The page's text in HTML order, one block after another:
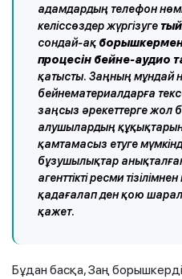
адамдардың телефон
келіссөздер жүргізуге
сондай-ақ борышкермен
процесін бейне-аудио
қатысты. Заңның мұндай
бейнематериалдарға
заңсыз әрекеттерге жол
алушылардың
қамтамасыз етуге
бұзушылықтар
агенттікті ресми
қадағалап ден қою
қажет.
Бұдан басқа, Заң